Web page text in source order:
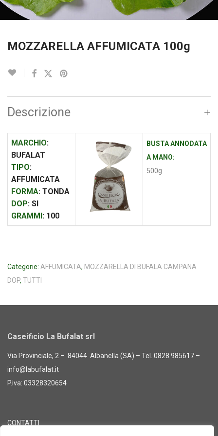
MOZZARELLA AFFUMICATA 100g
Descrizione
MARCHIO:
BUFALAT
TIPO:
AFFUMICATA
FORMA: TONDA
DOP: SI
GRAMMI : 100
BUSTA ANNODATA
A MANO:
500g
Categorie: AFFUMICATA, MOZZARELLA DI BUFALA CAMPANA
DOP, TUTTI
Caseificio La Bufalat srl
Via Provinciale, 2 – 84044 Albanella (SA) – Tel. 0828 985617 –
info@labufalat.it
P.iva: 03328320654
CONTATTI